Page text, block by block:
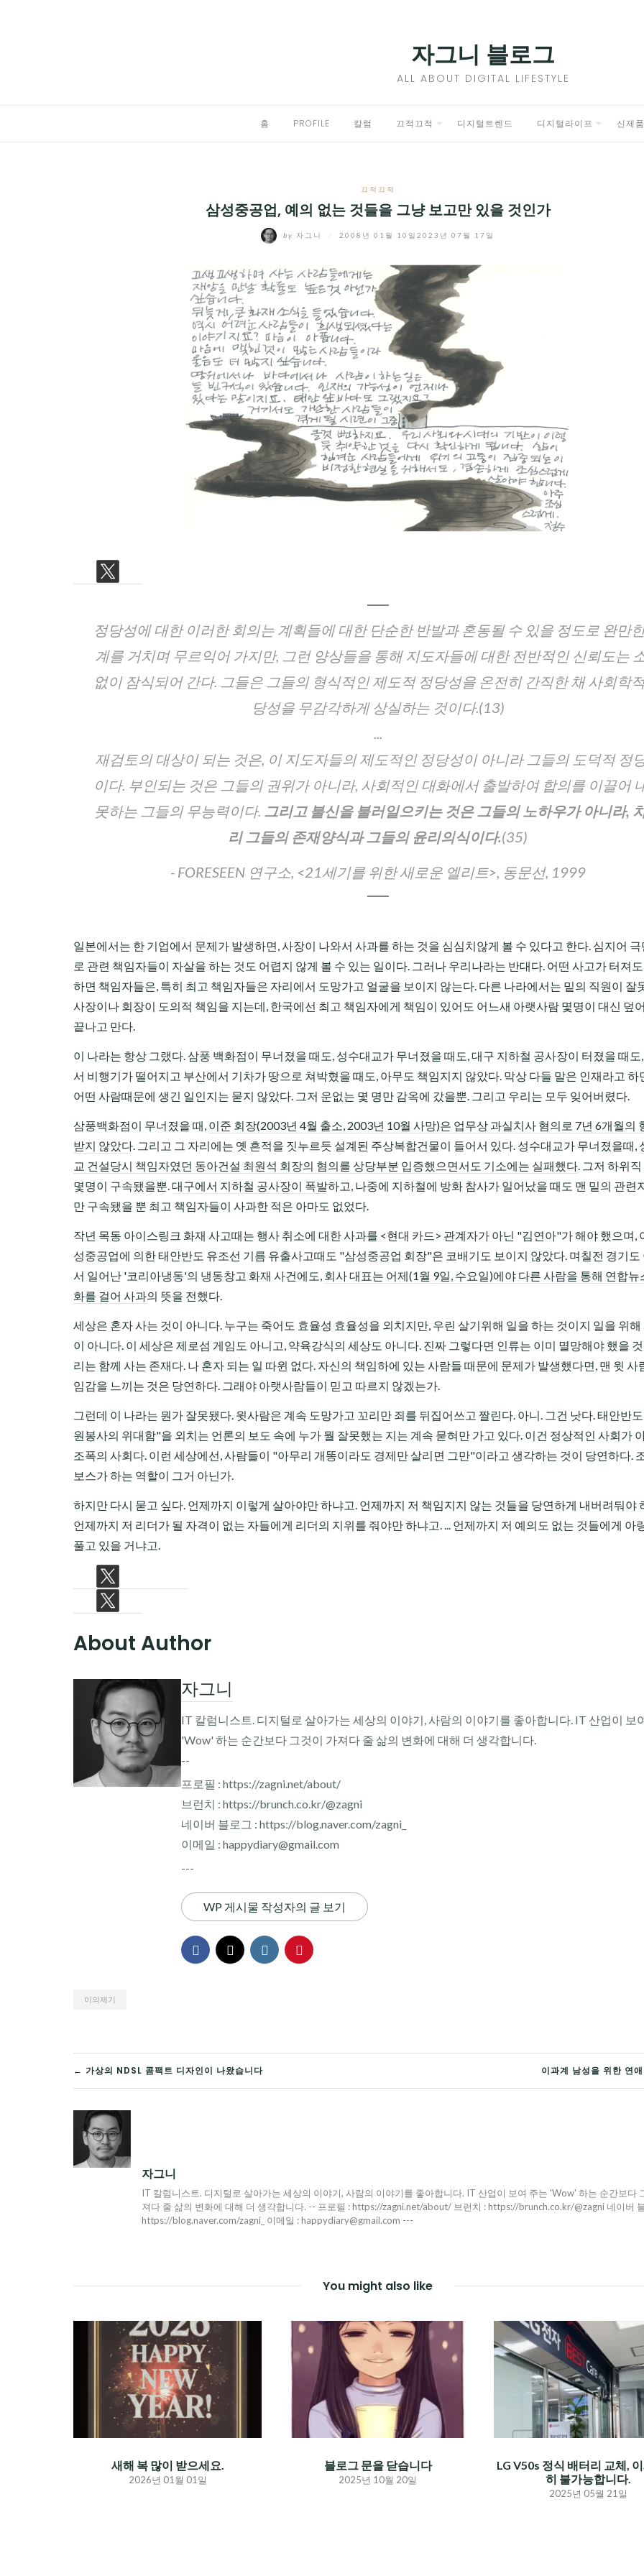
자그니 블로그
ALL ABOUT DIGITAL LIFESTYLE
홈 PROFILE 칼럼 끄적끄적 디지털트렌드 디지털라이프 신제품
끄적끄적
삼성중공업, 예의 없는 것들을 그냥 보고만 있을 것인가
by 자그니 2008년 01월 10일2023년 07월 17일
정당성에 대한 이러한 회의는 계획들에 대한 단순한 반발과 혼동될 수 있을 정도로 완만
계를 거치며 무르익어 가지만, 그런 양상들을 통해 지도자들에 대한 전반적인 신뢰도는
없이 잠식되어 간다. 그들은 그들의 형식적인 제도적 정당성을 온전히 간직한 채 사회학
당성을 무감각하게 상실하는 것이다.(13)
재검토의 대상이 되는 것은, 이 지도자들의 제도적인 정당성이 아니라 그들의 도덕적 정
이다. 부인되는 것은 그들의 권위가 아니라, 사회적인 대화에서 출발하여 합의를 이끌어
못하는 그들의 무능력이다. 그리고 불신을 불러일으키는 것은 그들의 노하우가 아니라,
리 그들의 존재양식과 그들의 윤리의식이다.(35)
- FORESEEN 연구소, <21세기를 위한 새로운 엘리트>, 동문선, 1999
일본에서는 한 기업에서 문제가 발생하면, 사장이 나와서 사과를 하는 것을 심심치않게 볼 수 있다고 한다. 심지어
로 관련 책임자들이 자살을 하는 것도 어렵지 않게 볼 수 있는 일이다. 그러나 우리나라는 반대다. 어떤 사고가 터져
하면 책임자들은, 특히 최고 책임자들은 자리에서 도망가고 얼굴을 보이지 않는다. 다른 나라에서는 밑의 직원이 잘
사장이나 회장이 도의적 책임을 지는데, 한국에선 최고 책임자에게 책임이 있어도 어느새 아랫사람 몇명이 대신 덮
끝나고 만다.
이 나라는 항상 그랬다. 삼풍 백화점이 무너졌을 때도, 성수대교가 무너졌을 때도, 대구 지하철 공사장이 터졌을 때도
서 비행기가 떨어지고 부산에서 기차가 땅으로 쳐박혔을 때도, 아무도 책임지지 않았다. 막상 다들 말은 인재라고 하
어떤 사람때문에 생긴 일인지는 묻지 않았다. 그저 운없는 몇 명만 감옥에 갔을뿐. 그리고 우리는 모두 잊어버렸다.
삼풍백화점이 무너졌을 때, 이준 회장(2003년 4월 출소, 2003년 10월 사망)은 업무상 과실치사 혐의로 7년 6개월의
받지 않았다 . 그리고 그 자리에는 옛 흔적을 짓누르듯 설계된 주상복합건물이 들어서 있다. 성수대교가 무너졌을때,
교 건설당시 책임자였던 동아건설 최원석 회장의 혐의를 상당부분 입증했으면서도 기소에는 실패했다 . 그저 하위
몇명이 구속됐을뿐. 대구에서 지하철 공사장이 폭발하고, 나중에 지하철에 방화 참사가 일어났을 때도 맨 밑의 관련
만 구속됐을 뿐 최고 책임자들이 사과한 적은 아마도 없었다.
작년 목동 아이스링크 화재 사고때는 행사 취소에 대한 사과를 <현대 카드> 관계자가 아닌 "김연아"가 해야 했으며,
성중공업에 의한 태안반도 유조선 기름 유출사고때도 "삼성중공업 회장"은 코배기도 보이지 않았다. 며칠전 경기도
서 일어난 '코리아냉동'의 냉동창고 화재 사건에도, 회사 대표는 어제(1월 9일, 수요일)에야 다른 사람을 통해 연합뉴
화를 걸어 사과의 뜻을 전했다.
세상은 혼자 사는 것이 아니다. 누구는 죽어도 효율성 효율성을 외치지만, 우린 살기위해 일을 하는 것이지 일을 위해
이 아니다. 이 세상은 제로섬 게임도 아니고, 약육강식의 세상도 아니다. 진짜 그렇다면 인류는 이미 멸망해야 했을
리는 함께 사는 존재다. 나 혼자 되는 일 따윈 없다. 자신의 책임하에 있는 사람들 때문에 문제가 발생했다면, 맨 윗 사
임감을 느끼는 것은 당연하다. 그래야 아랫사람들이 믿고 따르지 않겠는가.
그런데 이 나라는 뭔가 잘못됐다. 윗사람은 계속 도망가고 꼬리만 죄를 뒤집어쓰고 짤린다. 아니. 그건 낫다. 태안반
원봉사의 위대함"을 외치는 언론의 보도 속에 누가 뭘 잘못했는 지는 계속 묻혀만 가고 있다. 이건 정상적인 사회가
조폭의 사회다. 이런 세상에선, 사람들이 "아무리 개똥이라도 경제만 살리면 그만"이라고 생각하는 것이 당연하다.
보스가 하는 역할이 그거 아닌가.
하지만 다시 묻고 싶다. 언제까지 이렇게 살아야만 하냐고. 언제까지 저 책임지지 않는 것들을 당연하게 내버려둬야
언제까지 저 리더가 될 자격이 없는 자들에게 리더의 지위를 줘야만 하냐고. ... 언제까지 저 예의도 없는 것들에게 아
풀고 있을 거냐고.
About Author
자그니
IT 칼럼니스트. 디지털로 살아가는 세상의 이야기, 사람의 이야기를 좋아합니다. IT 산업이 보
'Wow' 하는 순간보다 그것이 가져다 줄 삶의 변화에 대해 더 생각합니다.
--
프로필 : https://zagni.net/about/
브런치 : https://brunch.co.kr/@zagni
네이버 블로그 : https://blog.naver.com/zagni_
이메일 : happydiary@gmail.com
---
WP 게시물 작성자의 글 보기
이의제기
글
탐
색
← 가상의 NDSL 콤팩트 디자인이 나왔습니다 이과계 남성을 위한 연
자그니
IT 칼럼니스트. 디지털로 살아가는 세상의 이야기, 사람의 이야기를 좋아합니다. IT 산업이 보여 주는 'Wow' 하는 순간보다
져다 줄 삶의 변화에 대해 더 생각합니다. -- 프로필 : https://zagni.net/about/ 브런치 : https://brunch.co.kr/@zagni 네이버
https://blog.naver.com/zagni_ 이메일 : happydiary@gmail.com ---
You might also like
새해 복 많이 받으세요.
2026년 01월 01일
블로그 문을 닫습니다
2025년 10월 20일
LG V50s 정식 배터리 교체,
히 불가능합니다.
2025년 05월 21일
MENU
EXPAND
MENU
CHILD
MENU
EXPAND
CHILD
MENU